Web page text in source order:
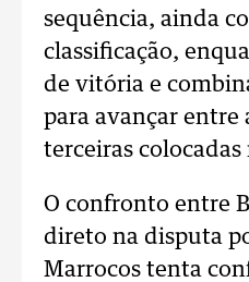
sequência, ainda
classificação,
de vitória e
para avançar entre
terceiras colocadas
O confronto entre
direto na disputa
Marrocos tenta